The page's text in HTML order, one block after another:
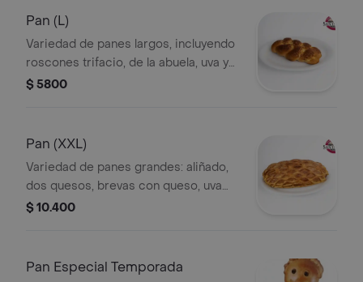
Pan (L)
Variedad de panes largos, incluyendo
roscones trifacio, de la abuela, uva y
brevas, hawaiano y danés. Elige tu
$ 5800
Pan (XXL)
Variedad de panes grandes: aliñado,
dos quesos, brevas con queso, uva
con queso, guanábana, argentino, pan
queso. Escoge tu favorito.
$ 10.400
Pan Especial Temporada